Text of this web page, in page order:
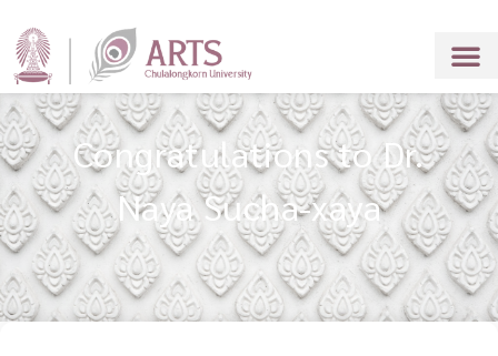
Congratulations to Dr.
Naya Sucha-xaya